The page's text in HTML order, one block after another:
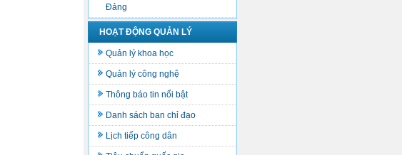
Đảng
HOẠT ĐỘNG QUẢN LÝ
Quản lý khoa học
Quản lý công nghệ
Thông báo tin nổi bật
Danh sách ban chỉ đạo
Lịch tiếp công dân